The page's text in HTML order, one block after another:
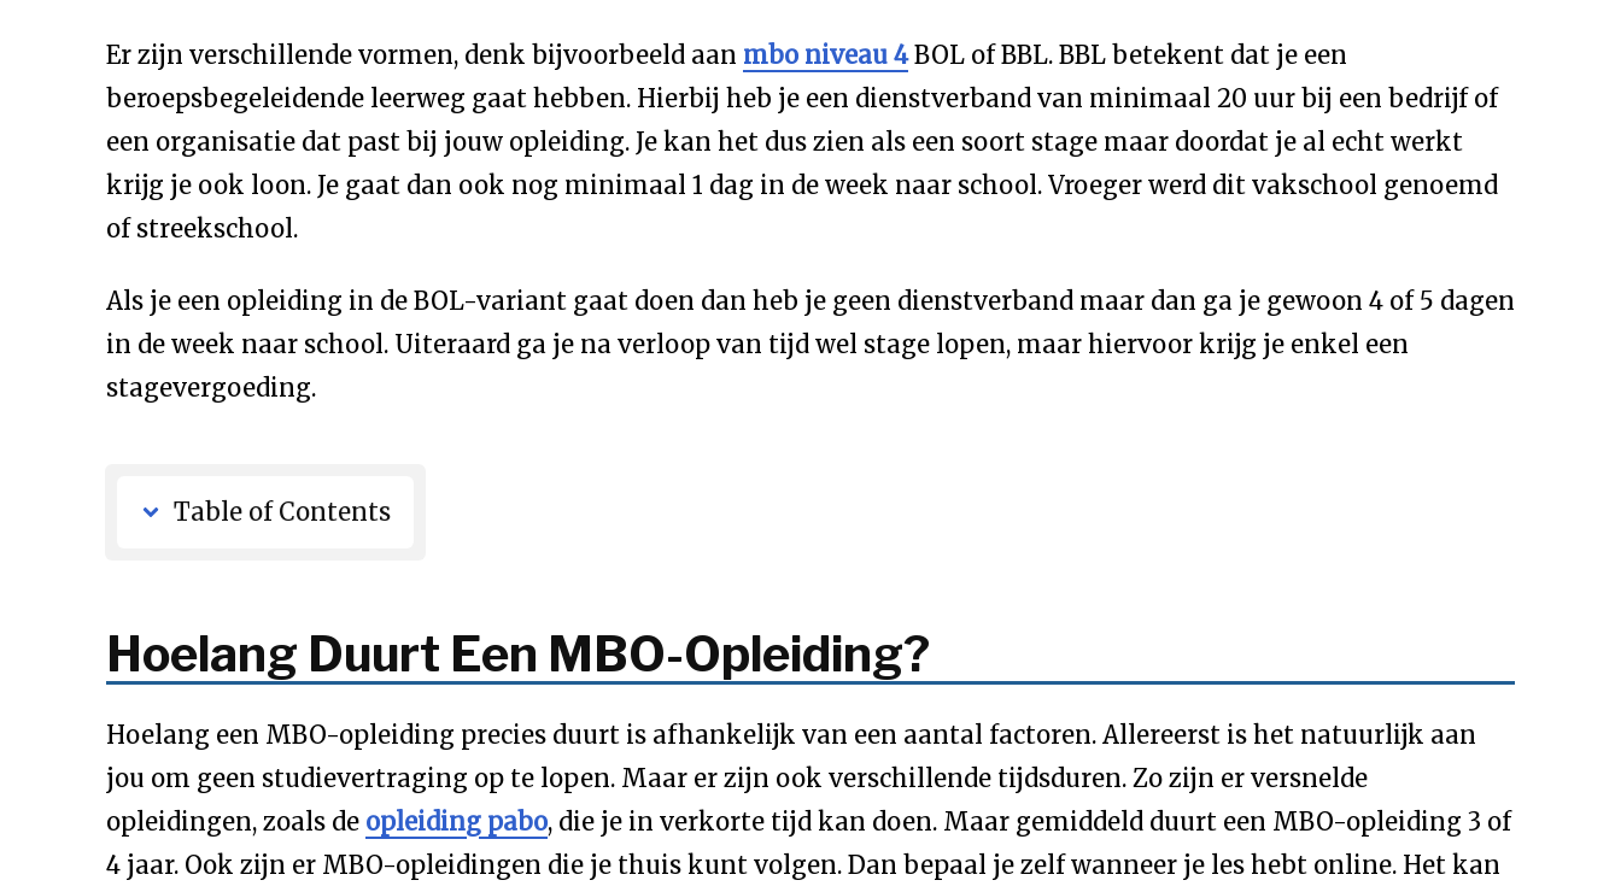
Er zijn verschillende vormen, denk bijvoorbeeld aan mbo niveau 4BOL of BBL. BBL betekent dat je een
beroepsbegeleidende leerweg gaat hebben. Hierbij heb je een dienstverband van minimaal 20 uur bij een bedrijf of
een organisatie dat past bij jouw opleiding. Je kan het dus zien als een soort stage maar doordat je al echt werkt
krijg je ook loon. Je gaat dan ook nog minimaal 1 dag in de week naar school. Vroeger werd dit vakschool genoemd
of streekschool.
Als je een opleiding in de BOL-variant gaat doen dan heb je geen dienstverband maar dan ga je gewoon 4 of 5 dagen
in de week naar school. Uiteraard ga je na verloop van tijd wel stage lopen, maar hiervoor krijg je enkel een
stagevergoeding.
Table of Contents
Hoelang Duurt Een MBO-Opleiding?
Hoelang een MBO-opleiding precies duurt is afhankelijk van een aantal factoren. Allereerst is het natuurlijk aan
jou om geen studievertraging op te lopen. Maar er zijn ook verschillende tijdsduren. Zo zijn er versnelde
opleidingen, zoals de opleiding pabo, die je in verkorte tijd kan doen. Maar gemiddeld duurt een MBO-opleiding 3 of
4 jaar. Ook zijn er MBO-opleidingen die je thuis kunt volgen. Dan bepaal je zelf wanneer je les hebt online. Het kan